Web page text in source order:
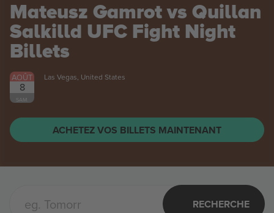
Mateusz Gamrot vs Quillan
Salkilld UFC Fight Night
Billets
AOÛT
8
SAM.
Las Vegas, United States
ACHETEZ VOS BILLETS MAINTENANT
RECHERCHE